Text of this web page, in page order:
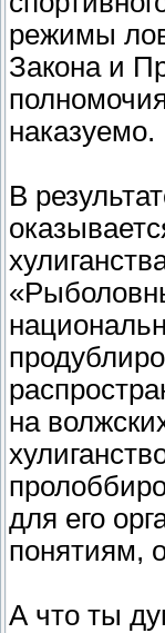
режимы
Закона и
наказуемо.
В
на
для его
понятиям,
А что ты